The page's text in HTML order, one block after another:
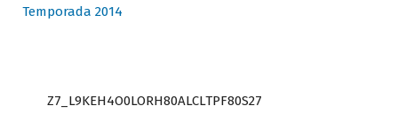
Temporada 2014
Z7_L9KEH4O0LORH80ALCLTPF80S27